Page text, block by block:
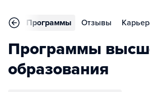
Программы Отзывы
Программы
образования